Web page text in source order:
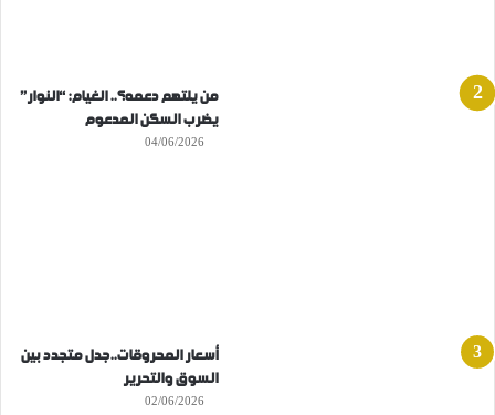
من يلتهم دعمه؟.. الغيام: “النوار”
يضرب السكن المدعوم
04/06/2026
أسعار المحروقات..جدل متجدد بين
السوق والتحرير
02/06/2026